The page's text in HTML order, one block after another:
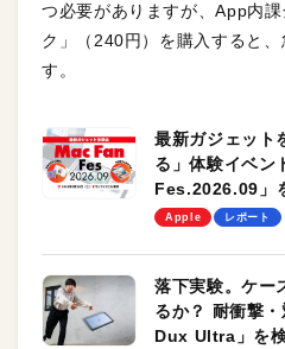
つ必要がありますが、App内
ク」（240円）を購入すると
す。
最新ガジェット
る」体験イベン
Fes.2026.09」
します！
Apple レポート
落下実験。ケ
るか？ 耐衝撃
Dux Ultra」を